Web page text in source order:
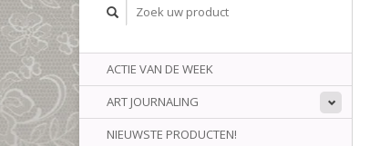
ACTIE VAN DE WEEK
ART JOURNALING
NIEUWSTE PRODUCTEN!